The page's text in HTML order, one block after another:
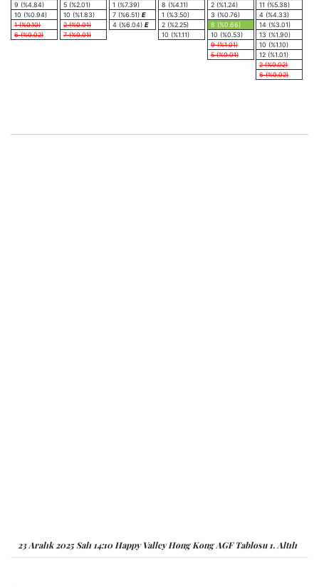
9 (%4.84)
10 (%0.94)
1 (%0.10)
6 (%0.02)
5 (%2.01)
10 (%1.83)
2 (%0.01)
7 (%0.01)
1 (%7.39)
7 (%6.51) E
4 (%6.04) E
8 (%4.11)
1 (%3.50)
2 (%2.25)
10 (%1.11)
2 (%1.24)
3 (%0.76)
8 (%0.66)
10 (%0.53)
9 (%1.01)
5 (%0.01)
11 (%5.38)
4 (%4.33)
14 (%3.01)
13 (%1.90)
10 (%1.10)
12 (%1.01)
2 (%0.02)
6 (%0.02)
23 Aralık 2025 Salı 14:10 Happy Valley Hong Kong AGF Tablosu 1. Altılı